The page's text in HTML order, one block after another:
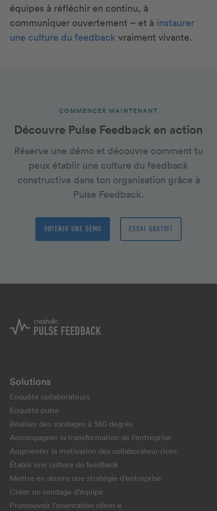
équipes à réfléchir en continu, à
communiquer ouvertement – et à instaurer
une culture du feedback vraiment vivante.
COMMENCER MAINTENANT
Découvre Pulse Feedback en action
Réserve une démo et découvre comment tu
peux établir une culture du feedback
constructive dans ton organisation grâce à
Pulse Feedback.
OBTENIR UNE DÉMO ESSAI GRATUIT
Solutions
Enquête collaborateurs
Enquête pulse
Réaliser des sondages à 360 degrés
Accompagner la transformation de l'entreprise
Augmenter la motivation des collaborateur·rices
Établir une culture du feedback
Mettre en œuvre une stratégie d'entreprise
Créer un sondage d'équipe
Promouvoir l’orientation client·e